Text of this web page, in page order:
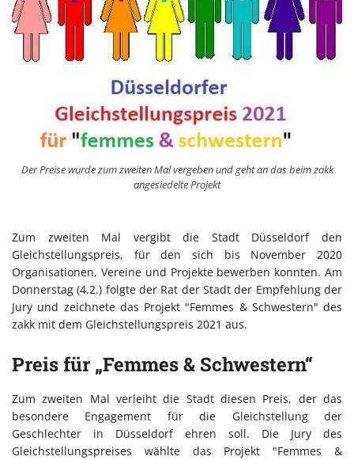
Der Preise wurde zum zweiten Mal vergeben und geht an das beim zakk
angesiedelte Projekt
Zum zweiten Mal vergibt die Stadt Düsseldorf den
Gleichstellungspreis, für den sich bis November 2020
Organisationen, Vereine und Projekte bewerben konnten. Am
Donnerstag (4.2.) folgte der Rat der Stadt der Empfehlung der
Jury und zeichnete das Projekt "Femmes & Schwestern" des
zakk mit dem Gleichstellungspreis 2021 aus.
Preis für „Femmes & Schwestern“
Zum zweiten Mal verleiht die Stadt diesen Preis, der das
besondere Engagement für die Gleichstellung der
Geschlechter in Düsseldorf ehren soll. Die Jury des
Gleichstellungspreises wählte das Projekt "Femmes &